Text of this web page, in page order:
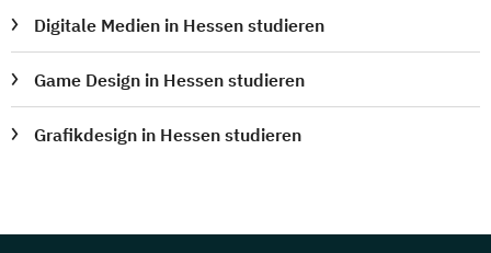
Digitale Medien in Hessen studieren
Game Design in Hessen studieren
Grafikdesign in Hessen studieren